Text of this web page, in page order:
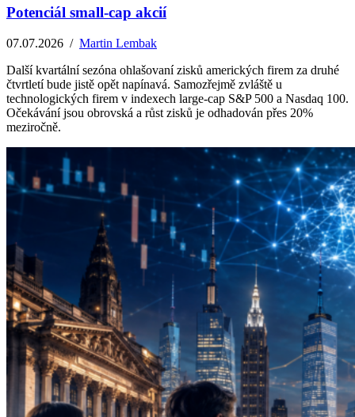
Potenciál small-cap akcií
07.07.2026 / Martin Lembak
Další kvartální sezóna ohlašovaní zisků amerických firem za druhé
čtvrtletí bude jistě opět napínavá. Samozřejmě zvláště u
technologických firem v indexech large-cap S&P 500 a Nasdaq 100.
Očekávání jsou obrovská a růst zisků je odhadován přes 20%
meziročně.